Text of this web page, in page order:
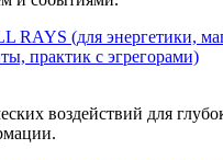
RAYS (для энергетики,
практик с эгрегорами)
воздействий для